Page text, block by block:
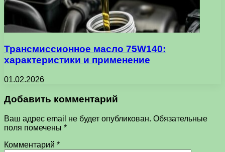
Трансмиссионное масло 75W140:
характеристики и применение
01.02.2026
Добавить комментарий
Ваш адрес email не будет опубликован. Обязательные
поля помечены *
Комментарий *